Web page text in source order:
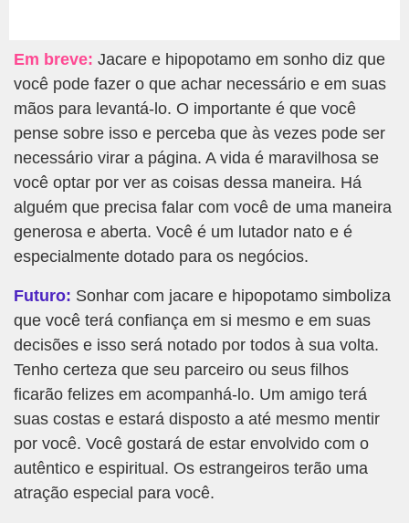
Em breve: Jacare e hipopotamo em sonho diz que
você pode fazer o que achar necessário e em suas
mãos para levantá-lo. O importante é que você
pense sobre isso e perceba que às vezes pode ser
necessário virar a página. A vida é maravilhosa se
você optar por ver as coisas dessa maneira. Há
alguém que precisa falar com você de uma maneira
generosa e aberta. Você é um lutador nato e é
especialmente dotado para os negócios.
Futuro: Sonhar com jacare e hipopotamo simboliza
que você terá confiança em si mesmo e em suas
decisões e isso será notado por todos à sua volta.
Tenho certeza que seu parceiro ou seus filhos
ficarão felizes em acompanhá-lo. Um amigo terá
suas costas e estará disposto a até mesmo mentir
por você. Você gostará de estar envolvido com o
autêntico e espiritual. Os estrangeiros terão uma
atração especial para você.